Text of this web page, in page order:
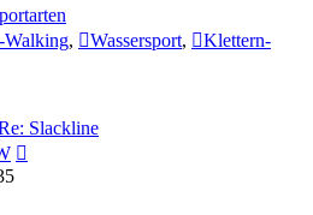
, Wassersport,
Klettern-
Slackline